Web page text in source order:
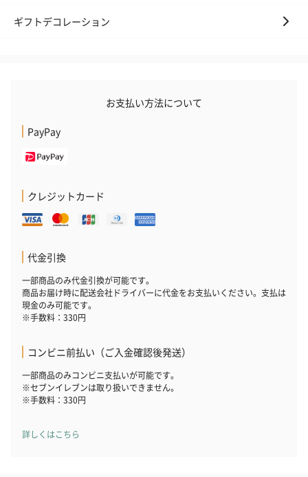
ギフトデコレーション
お支払い方法について
PayPay
クレジットカード
代金引換
一部商品のみ代金引換が可能です。
商品お届け時に配送会社ドライバーに代金をお支払いください。支払は
現金のみ可能です。
※手数料：330円
コンビニ前払い（ご入金確認後発送）
一部商品のみコンビニ支払いが可能です。
※セブンイレブンは取り扱いできません。
※手数料：330円
詳しくはこちら